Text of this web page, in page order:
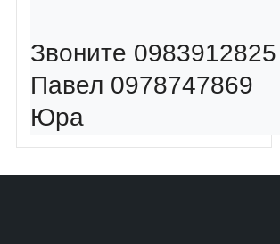
Звоните 0983912825
Павел 0978747869
Юра